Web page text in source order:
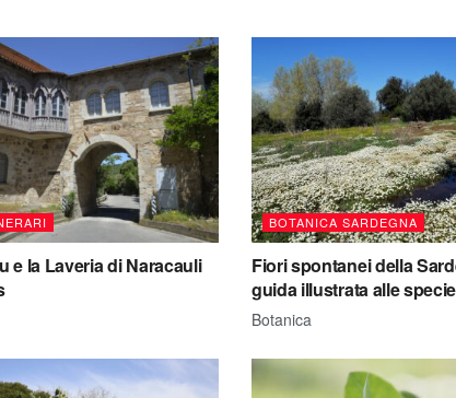
e la Laveria di Naracauli
BOTANICA SARDEGNA
Fiori spontanei della
guida illustrata alle
Botanica